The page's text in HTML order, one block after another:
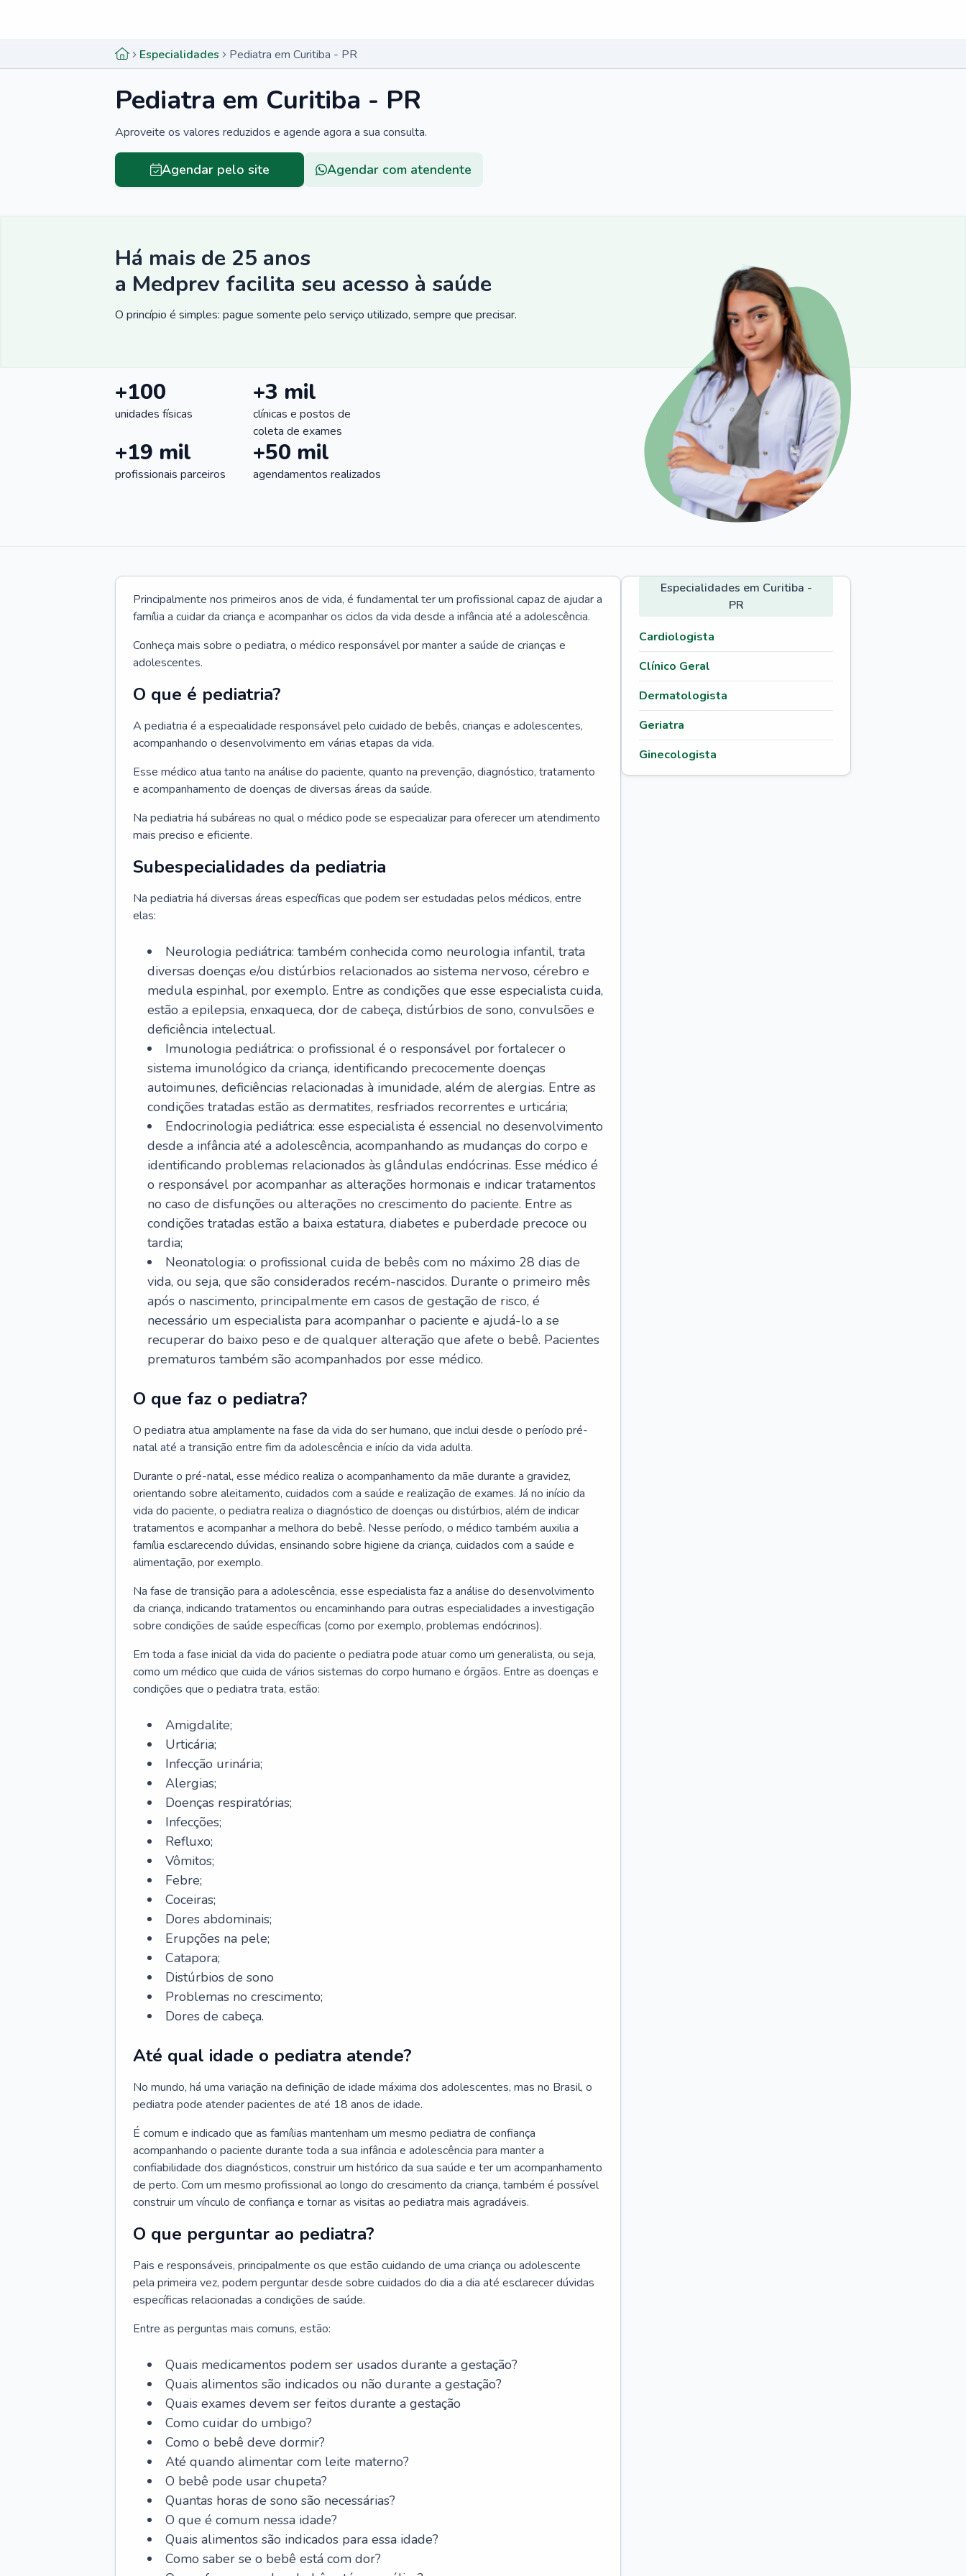
Especialidades Pediatra em Curitiba - PR
Pediatra em Curitiba - PR
Aproveite os valores reduzidos e agende agora a sua consulta.
Agendar pelo site Agendar com atendente
Há mais de 25 anos
a Medprev facilita seu acesso à saúde
O princípio é simples: pague somente pelo serviço utilizado, sempre que precisar.
+100
unidades físicas
+3 mil
clínicas e postos de
coleta de exames
+19 mil
profissionais parceiros
+50 mil
agendamentos realizados
Principalmente nos primeiros anos de vida, é fundamental ter um profissional capaz de ajudar a
família a cuidar da criança e acompanhar os ciclos da vida desde a infância até a adolescência.
Conheça mais sobre o pediatra, o médico responsável por manter a saúde de crianças e
adolescentes.
O que é pediatria?
A pediatria é a especialidade responsável pelo cuidado de bebês, crianças e adolescentes,
acompanhando o desenvolvimento em várias etapas da vida.
Esse médico atua tanto na análise do paciente, quanto na prevenção, diagnóstico, tratamento
e acompanhamento de doenças de diversas áreas da saúde.
Na pediatria há subáreas no qual o médico pode se especializar para oferecer um atendimento
mais preciso e eficiente.
Subespecialidades da pediatria
Na pediatria há diversas áreas específicas que podem ser estudadas pelos médicos, entre
elas:
Neurologia pediátrica: também conhecida como neurologia infantil, trata
diversas doenças e/ou distúrbios relacionados ao sistema nervoso, cérebro e
medula espinhal, por exemplo. Entre as condições que esse especialista cuida,
estão a epilepsia, enxaqueca, dor de cabeça, distúrbios de sono, convulsões e
deficiência intelectual.
Imunologia pediátrica: o profissional é o responsável por fortalecer o
sistema imunológico da criança, identificando precocemente doenças
autoimunes, deficiências relacionadas à imunidade, além de alergias. Entre as
condições tratadas estão as dermatites, resfriados recorrentes e urticária;
Endocrinologia pediátrica: esse especialista é essencial no desenvolvimento
desde a infância até a adolescência, acompanhando as mudanças do corpo e
identificando problemas relacionados às glândulas endócrinas. Esse médico é
o responsável por acompanhar as alterações hormonais e indicar tratamentos
no caso de disfunções ou alterações no crescimento do paciente. Entre as
condições tratadas estão a baixa estatura, diabetes e puberdade precoce ou
tardia;
Neonatologia: o profissional cuida de bebês com no máximo 28 dias de
vida, ou seja, que são considerados recém-nascidos. Durante o primeiro mês
após o nascimento, principalmente em casos de gestação de risco, é
necessário um especialista para acompanhar o paciente e ajudá-lo a se
recuperar do baixo peso e de qualquer alteração que afete o bebê. Pacientes
prematuros também são acompanhados por esse médico.
O que faz o pediatra?
O pediatra atua amplamente na fase da vida do ser humano, que inclui desde o período pré-
natal até a transição entre fim da adolescência e início da vida adulta.
Durante o pré-natal, esse médico realiza o acompanhamento da mãe durante a gravidez,
orientando sobre aleitamento, cuidados com a saúde e realização de exames. Já no início da
vida do paciente, o pediatra realiza o diagnóstico de doenças ou distúrbios, além de indicar
tratamentos e acompanhar a melhora do bebê. Nesse período, o médico também auxilia a
família esclarecendo dúvidas, ensinando sobre higiene da criança, cuidados com a saúde e
alimentação, por exemplo.
Na fase de transição para a adolescência, esse especialista faz a análise do desenvolvimento
da criança, indicando tratamentos ou encaminhando para outras especialidades a investigação
sobre condições de saúde específicas (como por exemplo, problemas endócrinos).
Em toda a fase inicial da vida do paciente o pediatra pode atuar como um generalista, ou seja,
como um médico que cuida de vários sistemas do corpo humano e órgãos. Entre as doenças e
condições que o pediatra trata, estão:
Amigdalite;
Urticária;
Infecção urinária;
Alergias;
Doenças respiratórias;
Infecções;
Refluxo;
Vômitos;
Febre;
Coceiras;
Dores abdominais;
Erupções na pele;
Catapora;
Distúrbios de sono
Problemas no crescimento;
Dores de cabeça.
Até qual idade o pediatra atende?
No mundo, há uma variação na definição de idade máxima dos adolescentes, mas no Brasil, o
pediatra pode atender pacientes de até 18 anos de idade.
É comum e indicado que as famílias mantenham um mesmo pediatra de confiança
acompanhando o paciente durante toda a sua infância e adolescência para manter a
confiabilidade dos diagnósticos, construir um histórico da sua saúde e ter um acompanhamento
de perto. Com um mesmo profissional ao longo do crescimento da criança, também é possível
construir um vínculo de confiança e tornar as visitas ao pediatra mais agradáveis.
O que perguntar ao pediatra?
Pais e responsáveis, principalmente os que estão cuidando de uma criança ou adolescente
pela primeira vez, podem perguntar desde sobre cuidados do dia a dia até esclarecer dúvidas
específicas relacionadas a condições de saúde.
Entre as perguntas mais comuns, estão:
Quais medicamentos podem ser usados durante a gestação?
Quais alimentos são indicados ou não durante a gestação?
Quais exames devem ser feitos durante a gestação
Como cuidar do umbigo?
Como o bebê deve dormir?
Até quando alimentar com leite materno?
O bebê pode usar chupeta?
Quantas horas de sono são necessárias?
O que é comum nessa idade?
Quais alimentos são indicados para essa idade?
Como saber se o bebê está com dor?
Especialidades em Curitiba -
PR
Cardiologista
Clínico Geral
Dermatologista
Geriatra
Ginecologista